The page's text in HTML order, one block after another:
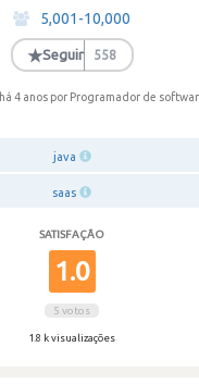
·
5,001-10,000
·
★Seguir 558
4 anos por Programador de
java
saas
SATISFAÇÃO
1.0
5 votos
1.8 k visualizações